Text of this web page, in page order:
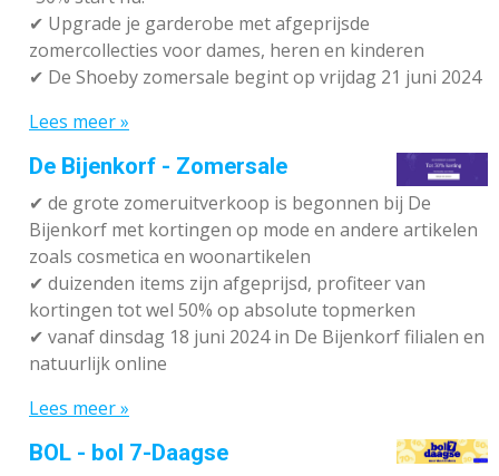
✔ Upgrade je garderobe met afgeprijsde
zomercollecties voor dames, heren en kinderen
✔ De Shoeby zomersale begint op vrijdag 21 juni 2024
Lees meer »
De Bijenkorf - Zomersale
✔ de grote zomeruitverkoop is begonnen bij De
Bijenkorf met kortingen op mode en andere artikelen
zoals cosmetica en woonartikelen
✔ duizenden items zijn afgeprijsd, profiteer van
kortingen tot wel 50% op absolute topmerken
✔ vanaf dinsdag 18 juni 2024 in De Bijenkorf filialen en
natuurlijk online
Lees meer »
BOL - bol 7-Daagse